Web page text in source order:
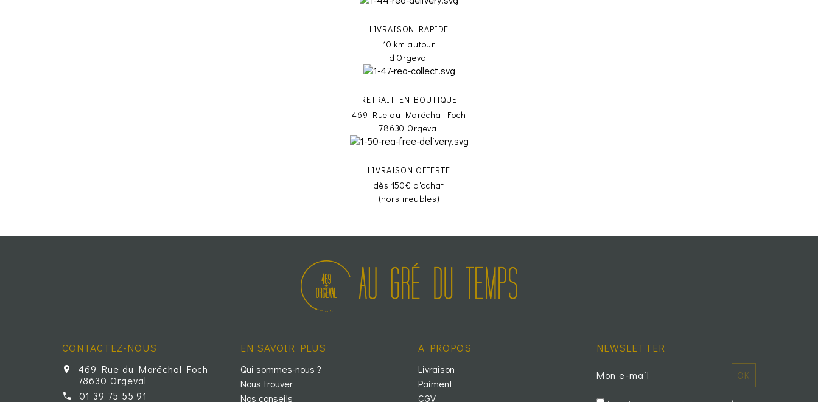
LIVRAISON RAPIDE
10 km autour
d'Orgeval
RETRAIT EN BOUTIQUE
469 Rue du Maréchal Foch
78630 Orgeval
LIVRAISON OFFERTE
dès 150€ d'achat
(hors meubles)
CONTACTEZ-NOUS
469 Rue du Maréchal Foch
78630 Orgeval
01 39 75 55 91
EN SAVOIR PLUS
Qui sommes-nous ?
Nous trouver
Nos conseils
A PROPOS
Livraison
Paiment
CGV
NEWSLETTER